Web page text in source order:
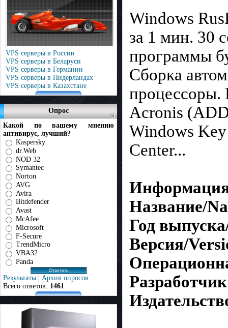
VPS серверы в России
VPS серверы в Беларуси
VPS серверы в Германии
VPS серверы в Нидерландах
VPS серверы в Казахстане
Опрос
Какой по вашему мнению
антивирус, лучший?
Kaspersky
dr.Web
NOD 32
Symantec
Norton
AVG
Avira
Bitdefender
Avast
McAfee
Microsoft
F-Secure
TrendMicro
VBA32
Panda
Результаты | Архив опросов
Всего ответов: 1461
Windows
за 1 мин. 30
программы
Сборка
процессоры.
Acronis
Windows
Center...
Название/
Год
Версия/